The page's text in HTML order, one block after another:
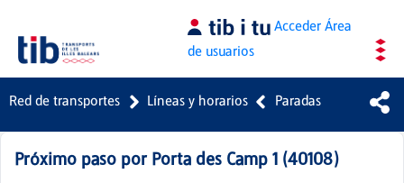
Saltar al contenido principal AccederÁrea
de usuarios
Red de transportes Líneas y horarios Paradas
Próximo paso por Porta des Camp 1 (40108)